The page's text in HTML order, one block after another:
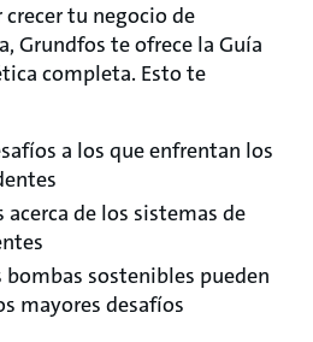
crecer tu negocio de
Grundfos te ofrece la Guía
completa. Esto te
a los que enfrentan los
acerca de los sistemas de
bombas sostenibles pueden
mayores desafíos